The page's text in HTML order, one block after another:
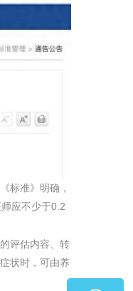
标准》明确，
应不少于0.2
评估内容、转
状时，可由养